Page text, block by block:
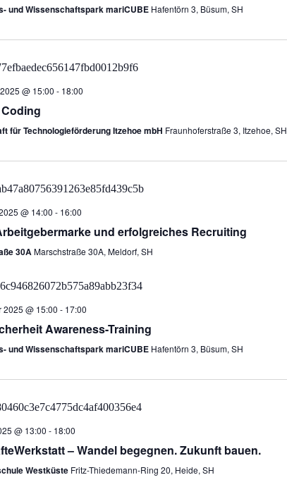
und Wissenschaftspark mariCUBE Hafentörn 3, Büsum, SH
@ 15:00 - 18:00
für Technologieförderung Itzehoe mbH Fraunhoferstraße 3, Itzehoe, SH
@ 14:00 - 16:00
und erfolgreiches Recruiting
30AMarschstraße 30A, Meldorf, SH
2025 @ 15:00 - 17:00
Awareness-Training
und Wissenschaftspark mariCUBE Hafentörn 3, Büsum, SH
@ 13:00 - 18:00
– Wandel begegnen. Zukunft bauen.
Westküste Fritz-Thiedemann-Ring 20, Heide, SH